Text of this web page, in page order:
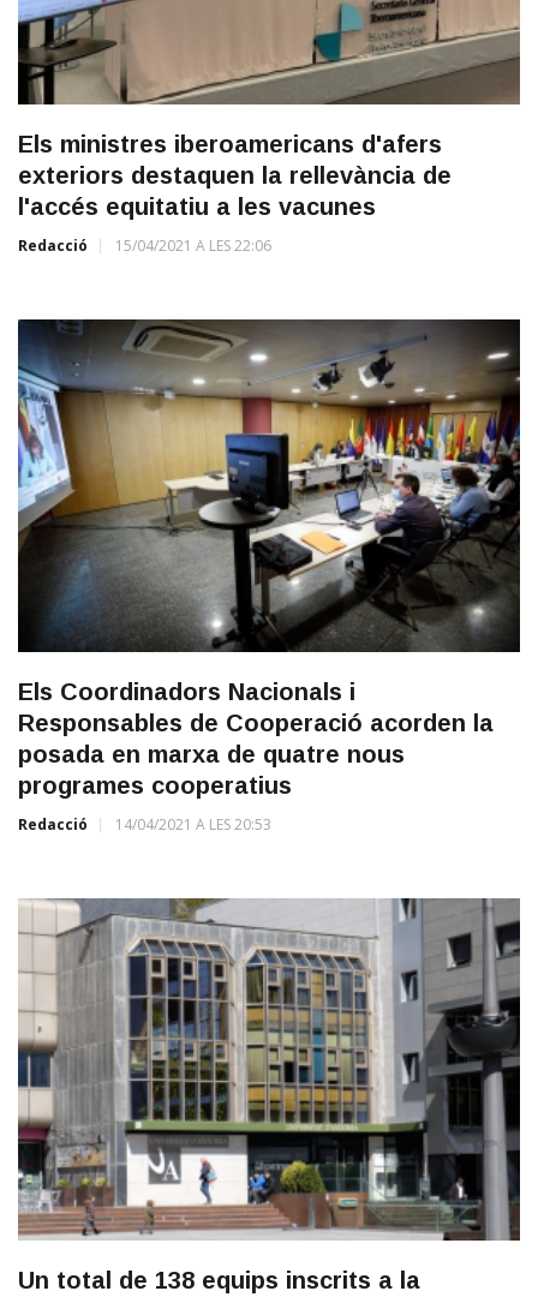
Els ministres iberoamericans d'afers
exteriors destaquen la rellevància de
l'accés equitatiu a les vacunes
Redacció 15/04/2021 A LES 22:06
Els Coordinadors Nacionals i
Responsables de Cooperació acorden la
posada en marxa de quatre nous
programes cooperatius
Redacció 14/04/2021 A LES 20:53
Un total de 138 equips inscrits a la